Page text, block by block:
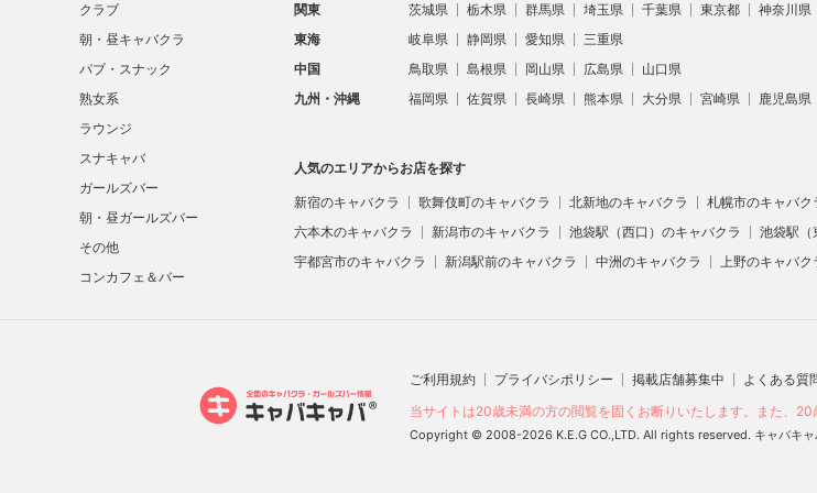
クラブ
朝・昼キャバクラ
パブ・スナック
熟女系
ラウンジ
スナキャバ
ガールズバー
朝・昼ガールズバー
その他
コンカフェ＆バー
関東 茨城県 栃木県 群馬県 埼玉県 千葉県 東京都 神奈川県
東海
岐阜県 静岡県 愛知県 三重県
中国
鳥取県 島根県 岡山県 広島県 山口県
九州・沖縄
福岡県 佐賀県 長崎県 熊本県 大分県 宮崎県 鹿児島県
人気のエリアからお店を探す
新宿のキャバクラ 歌舞伎町のキャバクラ 北新地のキャバクラ 札幌市のキャバク
六本木のキャバクラ
新潟市のキャバクラ 池袋駅（西口）のキャバクラ 池袋駅（
宇都宮市のキャバクラ
新潟駅前のキャバクラ 中洲のキャバクラ 上野のキャバク
ご利用規約 プライバシポリシー 掲載店舗募集中 よくある質
当サイトは20歳未満の方の閲覧を固くお断りいたします。また、20
Copyright © 2008-2026 K.E.G CO.,LTD. All rights reserved. キャバキャ